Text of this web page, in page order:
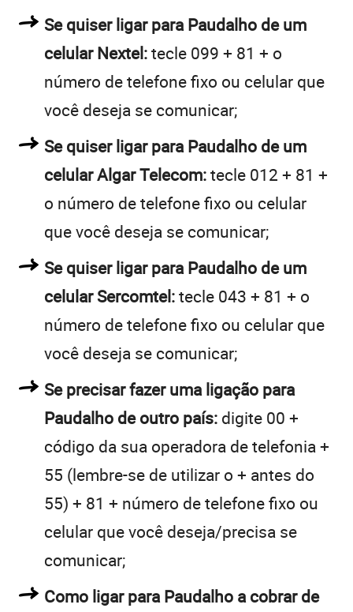
Se quiser ligar para Paudalho de um
celular Nextel:tecle 099 + 81 + o
número de telefone fixo ou celular que
você deseja se comunicar;
Se quiser ligar para Paudalho de um
celular Algar Telecom:tecle 012 + 81 +
o número de telefone fixo ou celular
que você deseja se comunicar;
Se quiser ligar para Paudalho de um
celular Sercomtel:tecle 043 + 81 + o
número de telefone fixo ou celular que
você deseja se comunicar;
Se precisar fazer uma ligação para
Paudalho de outro país: digite 00 +
código da sua operadora de telefonia +
55 (lembre-se de utilizar o + antes do
55) + 81 + número de telefone fixo ou
celular que você deseja/precisa se
comunicar;
Como ligar para Paudalho a cobrar de